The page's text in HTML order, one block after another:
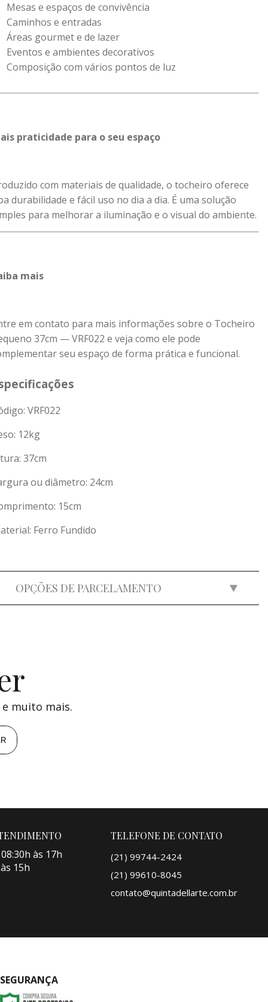
Mesas e espaços de convivência
Caminhos e entradas
Áreas gourmet e de lazer
Eventos e ambientes decorativos
Composição com vários pontos de luz
praticidade para o seu espaço
com materiais de qualidade, o tocheiro oferece
durabilidade e fácil uso no dia a dia. É uma solução
para melhorar a iluminação e o visual do ambiente.
mais
em contato para mais informações sobre o Tocheiro
37cm — VRF022 e veja como ele pode
seu espaço de forma prática e funcional.
VRF022
12kg
37cm
ou diâmetro: 24cm
15cm
Ferro Fundido
OPÇÕES DE PARCELAMENTO
muito mais.
às 17h
15h
TELEFONE DE CONTATO
(21) 99744-2424
(21) 99610-8045
contato@quintadellarte.com.br
SEGURANÇA